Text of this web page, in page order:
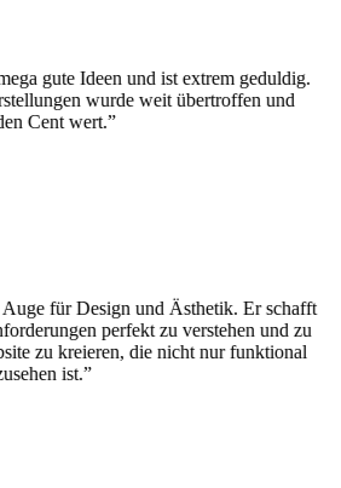
gute Ideen und ist extrem geduldig.
wurde weit übertroffen und
Cent wert.”
Auge für Design und Ästhetik. Er schafft
perfekt zu verstehen und zu
zu kreieren, die nicht nur funktional
ist.”